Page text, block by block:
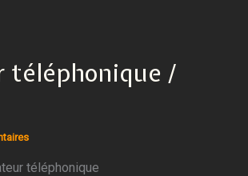
téléphonique /
téléphonique